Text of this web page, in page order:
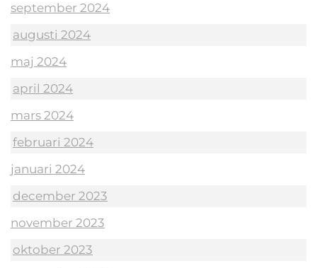
september 2024
augusti 2024
maj 2024
april 2024
mars 2024
februari 2024
januari 2024
december 2023
november 2023
oktober 2023